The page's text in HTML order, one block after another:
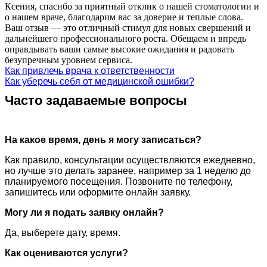
Ксения, спасибо за приятный отклик о нашей стоматологии и
о нашем враче, благодарим вас за доверие и теплые слова.
Ваш отзыв — это отличный стимул для новых свершений и
дальнейшего профессионального роста. Обещаем и впредь
оправдывать ваши самые высокие ожидания и радовать
безупречным уровнем сервиса.
Как привлечь врача к ответственности
Как уберечь себя от медицинской ошибки?
Часто задаваемые вопросы
На какое время, день я могу записаться?
Как правило, консультации осуществляются ежедневно,
но лучше это делать заранее, например за 1 неделю до
планируемого посещения. Позвоните по телефону,
запишитесь или оформите онлайн заявку.
Могу ли я подать заявку онлайн?
Да, выберете дату, время.
Как оцениваются услуги?